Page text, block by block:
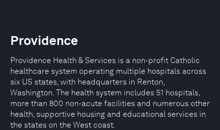
Providence
Providence Health & Services is a non-profit Catholic
healthcare system operating multiple hospitals across
six US states, with headquarters in Renton,
Washington. The health system includes 51 hospitals,
more than 800 non-acute facilities and numerous other
health, supportive housing and educational services in
the states on the West coast.